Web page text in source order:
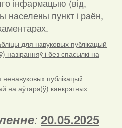
інфармацыю (від,
населены пункт і раён,
.
для навуковых публікацый
назіранняў і без спасылкі на
публікацый
на аўтара(ў) канкрэтных
: 20.05.2025